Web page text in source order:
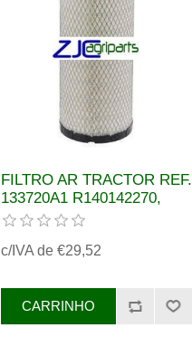
FILTRO AR TRACTOR REF.
133720A1 R140142270,
R140142280 2127378K1
c/IVA de €29,52